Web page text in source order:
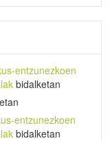
entzunezkoen
bidalketan
entzunezkoen
bidalketan